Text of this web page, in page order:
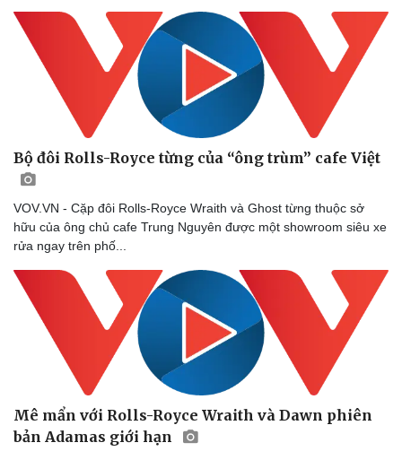
Bộ đôi Rolls-Royce từng của “ông trùm” cafe Việt
VOV.VN - Cặp đôi Rolls-Royce Wraith và Ghost từng thuộc sở
hữu của ông chủ cafe Trung Nguyên được một showroom siêu xe
rửa ngay trên phố...
Mê mẩn với Rolls-Royce Wraith và Dawn phiên
bản Adamas giới hạn